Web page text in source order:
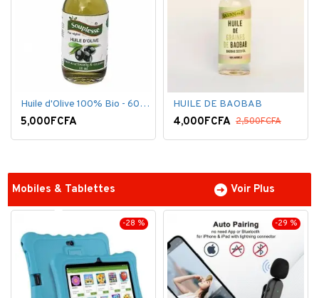
Huile d'Olive 100% Bio - 60 ml
5,000FCFA
HUILE DE BAOBAB
4,000FCFA 2,500FCFA
Mobiles & Tablettes Voir Plus
-28 % -29 %